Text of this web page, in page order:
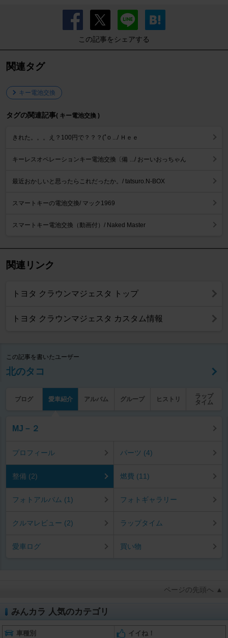
この記事をシェアする
関連タグ
キー電池交換
タグの関連記事( キー電池交換 )
きれた。。。え？100円で？？？(ﾟo .../ Ｈｅｅ
キーレスオペレーションキー電池交換〔備 .../ おーいおっちゃん
最近おかしいと思ったらこれだったか。/ tatsuro.N-BOX
スマートキーの電池交換/ マック1969
スマートキー電池交換（動画付）/ Naked Master
関連リンク
トヨタ クラウンマジェスタ トップ
トヨタ クラウンマジェスタ カスタム情報
この記事を書いたユーザー
北のタコ
ブログ 愛車紹介 アルバム グループ ヒストリ
ラップ
タイム
MJ－２
プロフィール パーツ (4)
整備 (2) 燃費 (11)
フォトアルバム (1) フォトギャラリー
クルマレビュー (2) ラップタイム
愛車ログ 買い物
ページの先頭へ ▲
みんカラ 人気のカテゴリ
車種別 イイね！